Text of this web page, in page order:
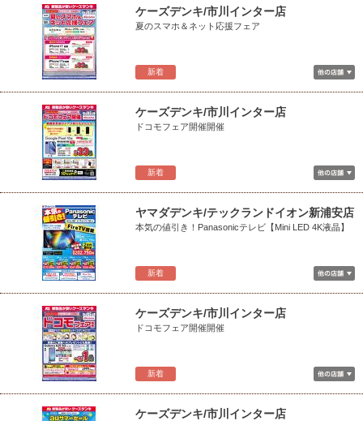
新着
ケーズデンキ/市川インター店
夏のスマホ＆ネット応援フェア
新着
ケーズデンキ/市川インター店
ドコモフェア開催開催
新着
ヤマダデンキ/テックランドイオン新浦安店
本気の値引き！Panasonicテレビ【Mini LED 4K液晶】
新着
ケーズデンキ/市川インター店
ドコモフェア開催開催
ケーズデンキ/市川インター店